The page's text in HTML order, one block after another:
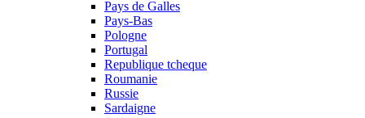
Pays de Galles
Pays-Bas
Pologne
Portugal
Republique tcheque
Roumanie
Russie
Sardaigne